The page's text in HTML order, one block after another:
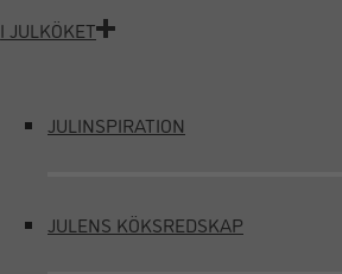
I JULKÖKET
JULINSPIRATION
JULENS KÖKSREDSKAP